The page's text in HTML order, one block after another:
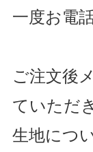
一度お電
ご注文後
ていただ
生地につ